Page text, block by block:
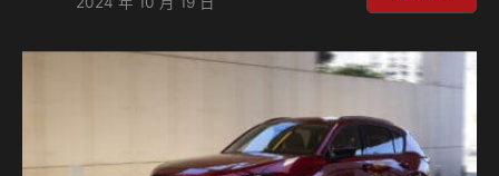
新超人氣電旅，11月1日起於台灣福斯商旅旗下全台8間專屬展
Christopher Lloyd回到 “7人電旅未來式” 為讓更多消費者體